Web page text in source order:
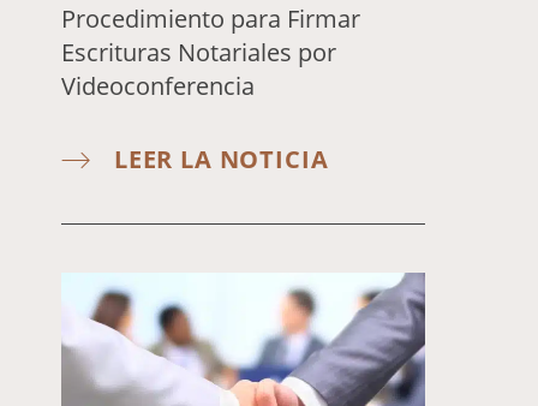
Procedimiento para Firmar
Escrituras Notariales por
Videoconferencia
LEER LA NOTICIA